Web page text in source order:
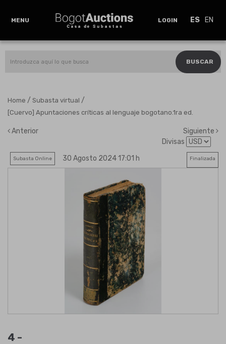
MENU LOGIN ES EN
BUSCAR
Home / Subasta virtual /
[Cuervo] Apuntaciones críticas al lenguaje bogotano.1ra ed.
Anterior
Siguiente
Divisas
Subasta Online 30 Agosto 2024 17:01 h Finalizada
4 -